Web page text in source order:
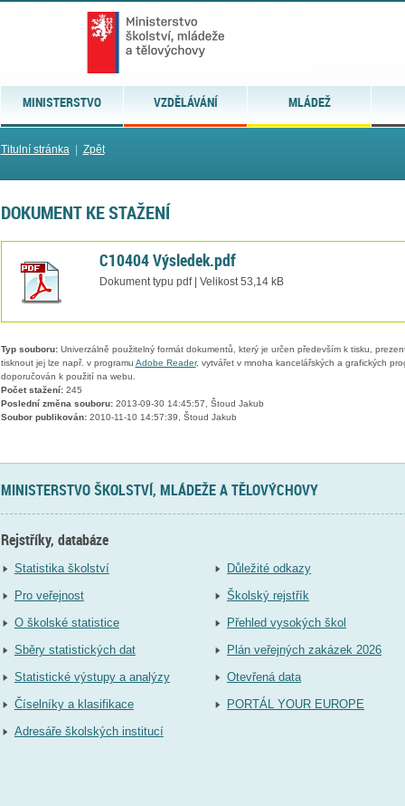
MINISTERSTVO VZDĚLÁVÁNÍ MLÁDEŽ
Titulní stránka| Zpět
DOKUMENT KE STAŽENÍ
C10404 Výsledek.pdf
Dokument typu pdf | Velikost 53,14 kB
Typ souboru:Univerzálně použitelný formát dokumentů, který je určen především k tisku,
tisknout jej lze např. v programu Adobe Reader, vytvářet v mnoha kancelářských a grafických
doporučován k použití na webu.
Počet stažení:245
Poslední změna souboru:2013-09-30 14:45:57, Štoud Jakub
Soubor publikován:2010-11-10 14:57:39, Štoud Jakub
MINISTERSTVO ŠKOLSTVÍ, MLÁDEŽE A TĚLOVÝCHOVY
Rejstříky, databáze
Statistika školství
Pro veřejnost
O školské statistice
Sběry statistických dat
Statistické výstupy a analýzy
Číselníky a klasifikace
Adresáře školských institucí
Důležité odkazy
Školský rejstřík
Přehled vysokých škol
Plán veřejných zakázek 2026
Otevřená data
PORTÁL YOUR EUROPE